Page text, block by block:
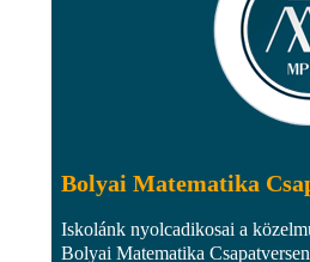
Bolyai Matematika
Iskolánk nyolcadikosai a
Bolyai Matematika